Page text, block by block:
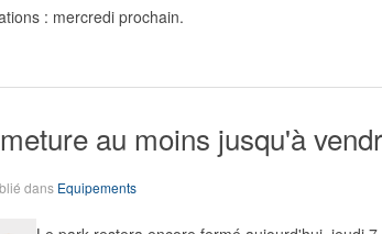
: mercredi prochain.
au moins jusqu'à
dans Equipements